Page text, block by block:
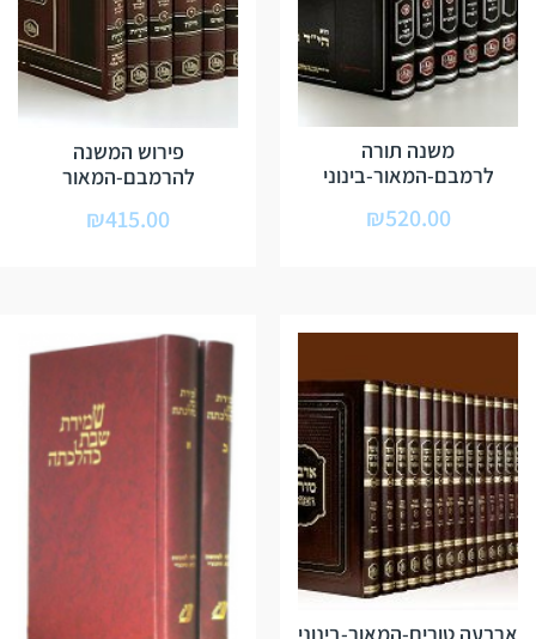
משנה תורה
לרמבם-המאור-בינוני
₪520.00
פירוש המשנה
להרמבם-המאור
₪415.00